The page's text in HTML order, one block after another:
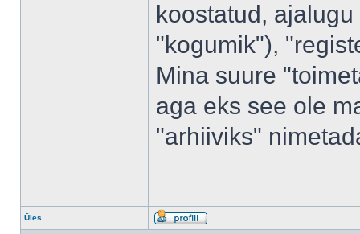
koostatud,
"kogumik"),
Mina suure
aga eks see ole
"arhiiviks"
Üles